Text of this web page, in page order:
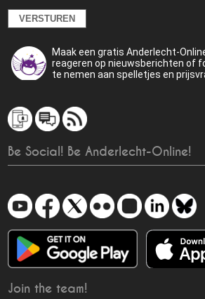
Maak een gratis Anderlecht-
reageren op nieuwsberichten of
te nemen aan spelletjes en
Be Social! Be Anderlecht-Online!
Join the team!